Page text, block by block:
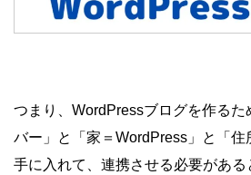
つまり、WordPressブログを作るた
バー」と「家＝WordPress」と「住
手に入れて、連携させる必要がある